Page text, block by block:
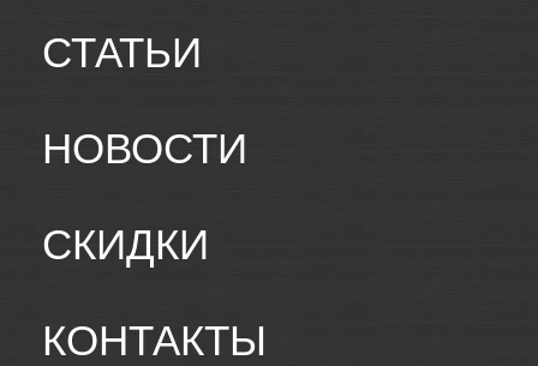
СТАТЬИ
НОВОСТИ
СКИДКИ
КОНТАКТЫ